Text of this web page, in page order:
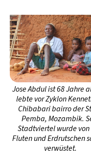
Jose Abdul ist 68 Jahre
lebte vor Zyklon
Chibabari bairro der
Pemba, Mozambik.
Stadtviertel wurde von
Fluten und Erdrutschen
verwüstet.